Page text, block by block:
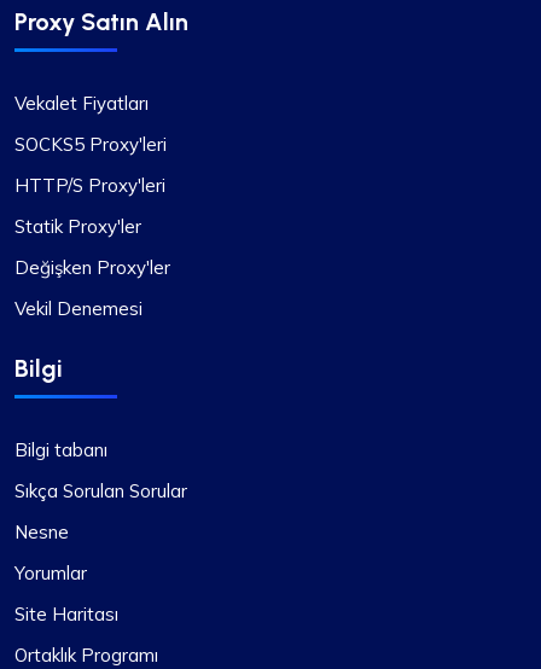
Proxy Satın Alın
Vekalet Fiyatları
SOCKS5 Proxy'leri
HTTP/S Proxy'leri
Statik Proxy'ler
Değişken Proxy'ler
Vekil Denemesi
Bilgi
Bilgi tabanı
Sıkça Sorulan Sorular
Nesne
Yorumlar
Site Haritası
Ortaklık Programı